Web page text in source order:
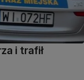
i trafił